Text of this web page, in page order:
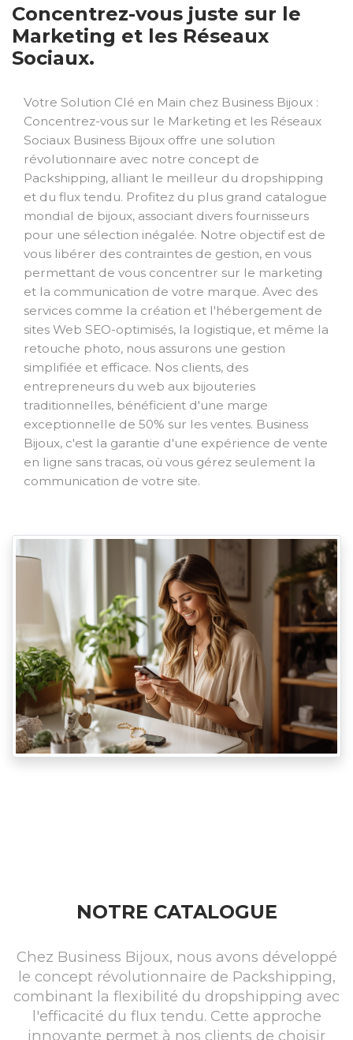
Concentrez-vous juste sur le
Marketing et les Réseaux
Sociaux.
Votre Solution Clé en Main chez Business Bijoux :
Concentrez-vous sur le Marketing et les Réseaux
Sociaux Business Bijoux offre une solution
révolutionnaire avec notre concept de
Packshipping, alliant le meilleur du dropshipping
et du flux tendu. Profitez du plus grand catalogue
mondial de bijoux, associant divers fournisseurs
pour une sélection inégalée. Notre objectif est de
vous libérer des contraintes de gestion, en vous
permettant de vous concentrer sur le marketing
et la communication de votre marque. Avec des
services comme la création et l'hébergement de
sites Web SEO-optimisés, la logistique, et même la
retouche photo, nous assurons une gestion
simplifiée et efficace. Nos clients, des
entrepreneurs du web aux bijouteries
traditionnelles, bénéficient d'une marge
exceptionnelle de 50% sur les ventes. Business
Bijoux, c'est la garantie d'une expérience de vente
en ligne sans tracas, où vous gérez seulement la
communication de votre site.
NOTRE CATALOGUE
Chez Business Bijoux, nous avons développé
le concept révolutionnaire de Packshipping,
combinant la flexibilité du dropshipping avec
l'efficacité du flux tendu. Cette approche
innovante permet à nos clients de choisir